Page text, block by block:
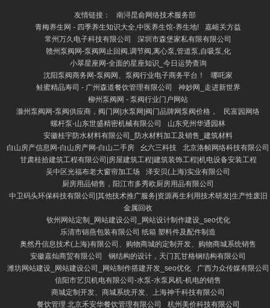
友情链接：
南浔昆俞网络技术服务部
青梅养生网 - 四季养生知识大全,中医养生馆-养生地!
嘉峪关方益
常州万久电子科技有限公司
深圳市森堡家私有限有限公司
赣州泵阀网-泵阀网止回阀,调节阀,离心泵,管道泵,自吸泵,化
小翠星座网-全面的星座知识_今日运势查询
沈阳泵阀商务网-泵阀网、泵阀行业电子商务平台！
哪吒家
鲑蜜精品寿司 - 广州森道餐饮管理有限公司
神妙网_走进新世界
柳州泵阀网 - 泵阀行业门户网站
滁州泵阀网-泵阀供应商，阀门网|水泵网|阀门品牌网泵阀价格，
民富园网络
螺杆泵-山东世盛精密机械有限公司
山东兖州华通园林
安徽桂宇防水材料有限公司_防水材料加工及销售_建筑材料
白山房产信息网-白山房产网-白山二手房
幺六三科技
北京洛帧网络科技有限公司
甘肃桂拾建筑工程有限公司|房屋建筑工程|建筑装饰工程|机电设备安装工程
吴中区光福布老大窗帘加工场
泽安贝(上海)实业有限公司
厨房用品销售，阳江市多秀欧厨房用品有限公司
中卫码头环保科技有限公司|其他技术推广服务|资源再生利用技术研发|生产性废旧
金属回收
钦州网站定制_网站建设公司_网站设计制作建设_seo优化
乐清市锦燕包装有限公司 纸箱 塑料件及配件制造
奥然丹信息技术(上海)有限公司、购物商城的定制开发、购物商城系统销售
安徽嘉灿商贸有限公司
钢结构的设计，天门瓦甘格钢结构有限公司
潍坊网站建设_网站建设公司_网站制作搭建开发_seo优化
广西力众传媒有限公司
信阳市艺贝机电有限公司-水泵-水泵风机-机电的销售
商城定制开发、商城系统开发、上海神千科技有限公司
餐饮管理 北京禾安华餐饮管理有限公司
杭州美价科技有限公司